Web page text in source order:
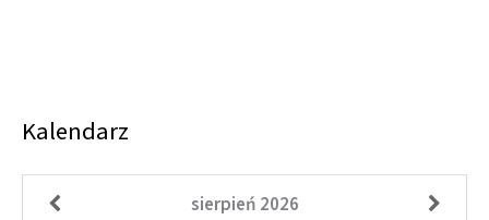
Kalendarz
sierpień 2026